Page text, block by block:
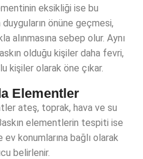
eksikliği ise bu
önüne geçmesi,
alınmasına sebep olur. Aynı
olduğu kişiler daha fevri,
kişiler olarak öne çıkar.
Elementler
ateş, toprak, hava ve su
elementlerin tespiti ise
konumlarına bağlı olarak
belirlenir.